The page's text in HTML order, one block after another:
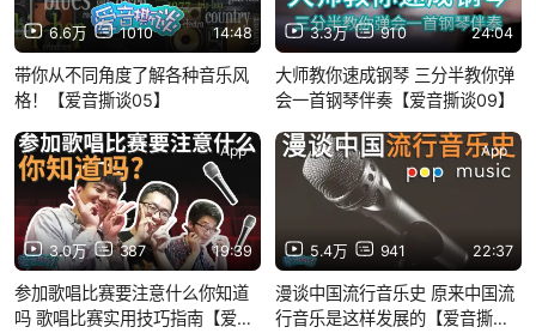
6.6万 1010 14:48
带你从不同角度了解各种音乐风
格！【爱音撕谈05】
3.3万 910 24:04
大师教你速成钢琴 三分半教你弹
会一首钢琴伴奏【爱音撕谈09】
3.0万 387 19:39
App
参加歌唱比赛要注意什么你知道
吗 歌唱比赛实用技巧指南【爱音
5.4万 941 22:37
App
漫谈中国流行音乐史 原来中国流
行音乐是这样发展的【爱音撕谈